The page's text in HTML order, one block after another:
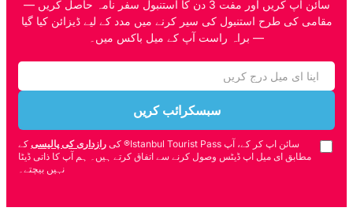
سائن اپ کریں اور مفت 3 دن کا استنبول سفر نامہ حاصل کریں —
مقامی کی طرح استنبول کی سیر کرنے میں مدد کے لیے ڈیزائن کیا گیا
— براہ راست آپ کے میل باکس میں۔
سبسکرائب کریں
سائن اپ کر کے، آپ Istanbul Tourist Pass® کی رازداری کی پالیسی کے
مطابق ای میل اپ ڈیٹس وصول کرنے سے اتفاق کرتے ہیں۔ ہم آپ کا ذاتی ڈیٹا
نہیں بیچتے۔